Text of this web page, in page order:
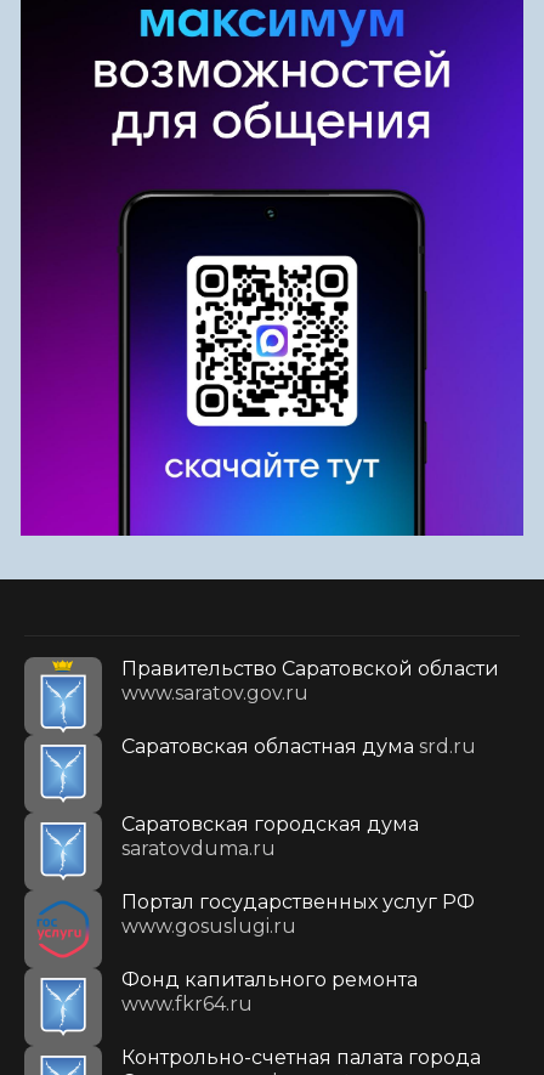
Правительство Саратовской области
www.saratov.gov.ru
Саратовская областная дума srd.ru
Саратовская городская дума
saratovduma.ru
Портал государственных услуг РФ
www.gosuslugi.ru
Фонд капитального ремонта
www.fkr64.ru
Контрольно-счетная палата города